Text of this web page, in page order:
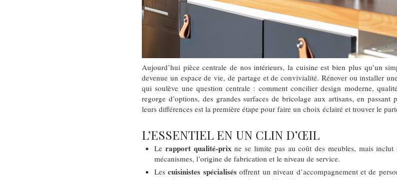
Aujourd’hui pièce centrale de nos intérieurs, la cuisine est bien plus qu’un
devenue un espace de vie, de partage et de convivialité. Rénover ou installer
qui soulève une question centrale : comment concilier design moderne,
regorge d’options, des grandes surfaces de bricolage aux artisans, en passant
leurs différences est la première étape pour faire un choix éclairé et trouver le
L’ESSENTIEL EN UN CLIN D’ŒIL
Le rapport qualité-prix ne se limite pas au coût des meubles, mais
mécanismes, l’origine de fabrication et le niveau de service.
Lescuisinistes spécialisésoffrent un niveau d’accompagnement et de